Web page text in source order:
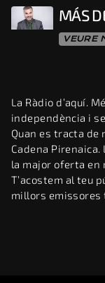
MÁS
VEURE
La Ràdio d’aquí.
independència i
Quan es tracta de
Cadena
la major oferta en
T’acostem al teu
millors emissores